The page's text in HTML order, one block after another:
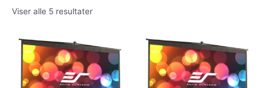
Viser alle 5 resultater